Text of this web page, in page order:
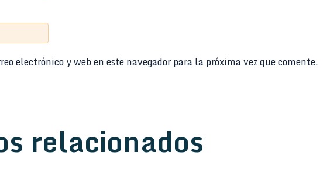
electrónico y web en este navegador para la próxima vez que comente.
relacionados